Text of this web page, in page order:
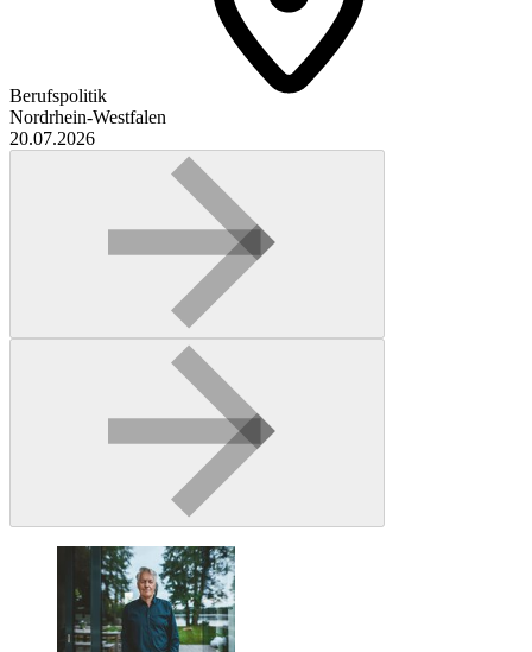
Berufspolitik
Nordrhein-Westfalen
20.07.2026